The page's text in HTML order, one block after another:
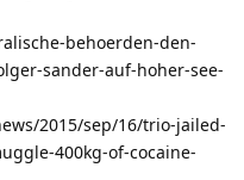
behoerden-den-
sander-auf-hoher-see-
2015/sep/16/trio-jailed-
400kg-of-cocaine-